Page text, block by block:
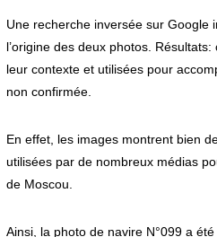
Une recherche inversée sur Google
l’origine des deux photos.
leur contexte et utilisées pour
non confirmée.
En effet, les images montrent bien
utilisées par de nombreux médias
de Moscou.
Ainsi, la photo de navire N°099 a